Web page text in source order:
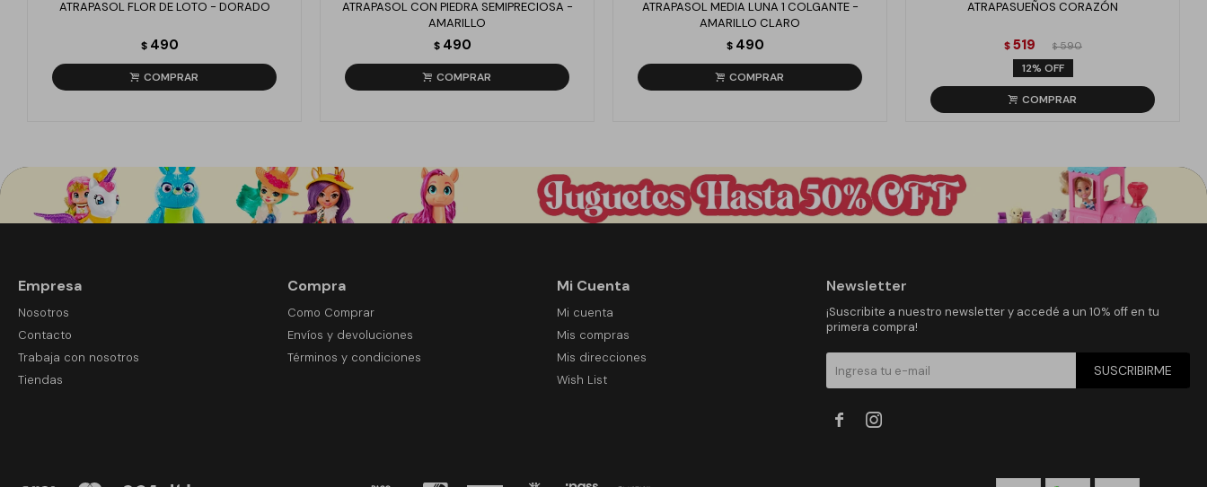
ATRAPASOL FLOR DE LOTO - DORADO
$ 490
ATRAPASOL CON PIEDRA SEMIPRECIOSA -
AMARILLO
$ 490
ATRAPASOL MEDIA LUNA 1 COLGANTE -
AMARILLO CLARO
$ 490
ATRAPASUEÑOS CORAZÓN
$ 519 $ 590
12
Empresa
Nosotros
Contacto
Trabaja con nosotros
Tiendas
Compra
Como Comprar
Envíos y devoluciones
Términos y condiciones
Mi Cuenta
Mi cuenta
Mis compras
Mis direcciones
Wish List
Newsletter
¡Suscribite a nuestro newsletter y accedé a un 10% off en tu
primera compra!
SUSCRIBIRME
 